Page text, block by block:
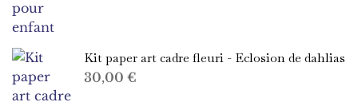
15,00 €
Kit paper art cadre fleuri - Eclosion de dahlias
30,00 €